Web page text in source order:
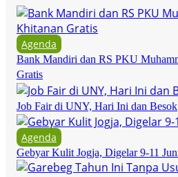
Agenda
Bank Mandiri dan RS PKU
Gratis
Job Fair di UNY, Hari Ini dan Besok
Agenda
Gebyar Kulit Jogja, Digelar 9-11